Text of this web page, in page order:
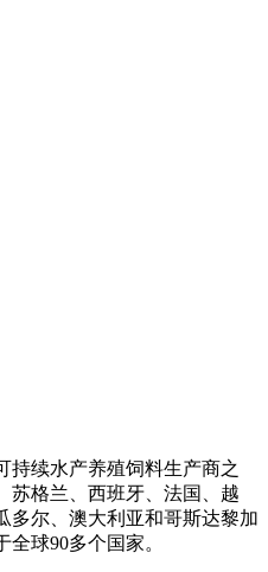
持续水产养殖饲料生产商之
苏格兰、西班牙、法国、越
多尔、澳大利亚和哥斯达黎加
球90多个国家。